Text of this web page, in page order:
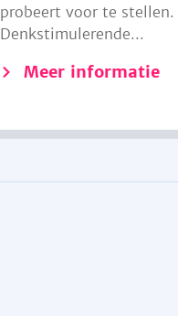
probeert voor te stellen.
Denkstimulerende...
Meer informatie